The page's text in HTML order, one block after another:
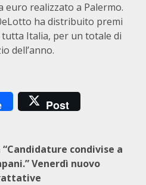
euro realizzato a Palermo.
ha distribuito premi
Italia, per un totale di
dell’anno.
Post
condivise a
Venerdì nuovo